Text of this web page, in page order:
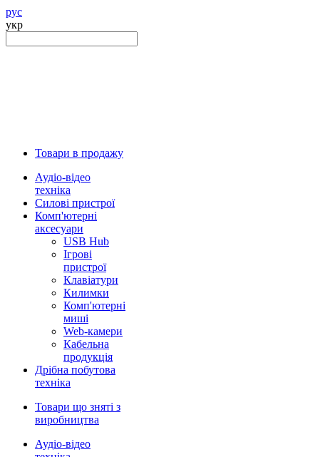
рус
укр
Товари в продажу
Аудіо-відео
техніка
Силові пристрої
Комп'ютерні
аксесуари
USB Hub
Ігрові
пристрої
Клавіатури
Килимки
Комп'ютерні
миші
Web-камери
Кабельна
продукція
Дрібна побутова
техніка
Товари що зняті з
виробництва
Аудіо-відео